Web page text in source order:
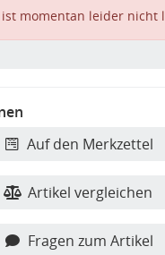
ist momentan leider nicht
Auf den Merkzettel
Artikel vergleichen
Fragen zum Artikel